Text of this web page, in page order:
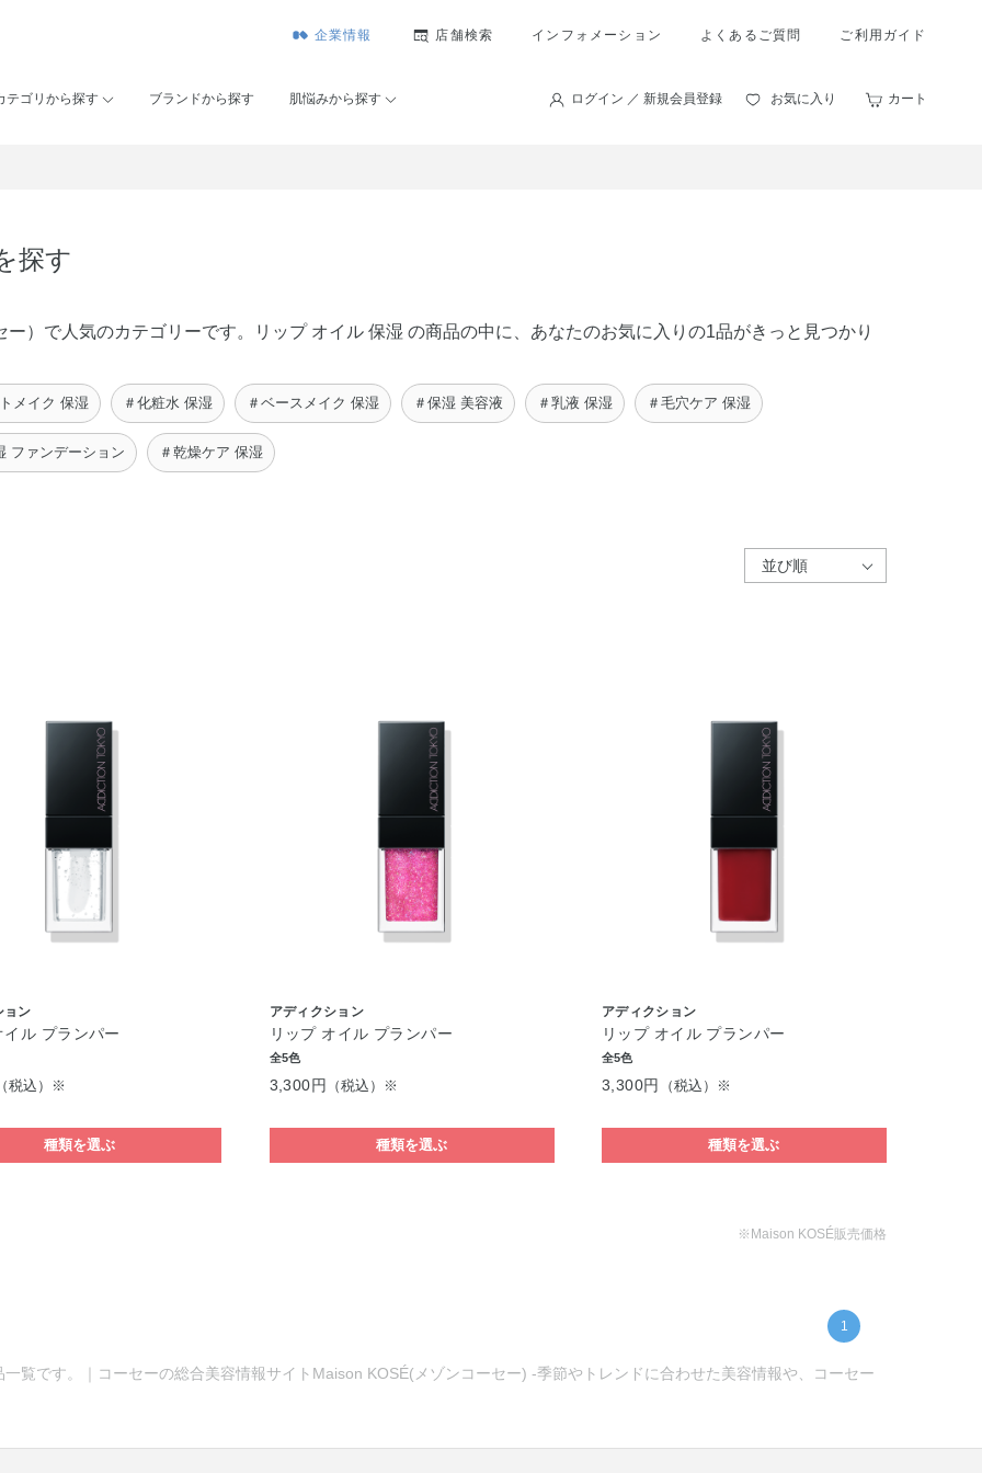
企業情報 店舗検索 インフォメーション よくあるご質問 ご利用ガイド
テゴリから探す ブランドから探す 肌悩みから探す ログイン ／ 新規会員登録 お気に入り カート
探す
）で人気のカテゴリーです。リップ オイル 保湿 の商品の中に、あなたのお気に入りの1品がきっと見つかり
メイク 保湿 ＃化粧水 保湿 ＃ベースメイク 保湿 ＃保湿 美容液 ＃乳液 保湿 ＃毛穴ケア 保湿
ファンデーション ＃乾燥ケア 保湿
ョン
ル プランパー
税込）※
種類を選ぶ
アディクション
リップ オイル プランパー
全5色
3,300円 （税込）※
種類を選ぶ
アディクション
リップ オイル プランパー
全5色
3,300円 （税込）※
種類を選ぶ
※Maison KOSÉ販売価格
1
覧です。｜コーセーの総合美容情報サイトMaison KOSÉ(メゾンコーセー) -季節やトレンドに合わせた美容情報や、コーセー